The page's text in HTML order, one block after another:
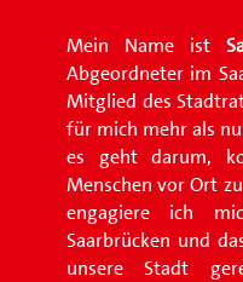
Mein Name ist
Abgeordneter im
Mitglied des
für mich mehr als
es geht darum,
Menschen vor Ort
engagiere ich
Saarbrücken und
unsere Stadt